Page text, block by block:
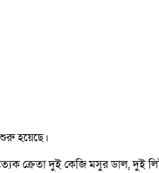
শুরু হয়েছে।
ক্রেতা দুই কেজি মসুর ডাল, দুই